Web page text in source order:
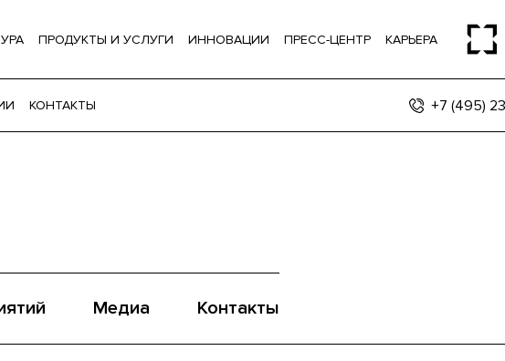
ПРОДУКТЫ И УСЛУГИ ИННОВАЦИИ ПРЕСС-ЦЕНТР КАРЬЕРА
КОНТАКТЫ +7 (495)
Медиа Контакты